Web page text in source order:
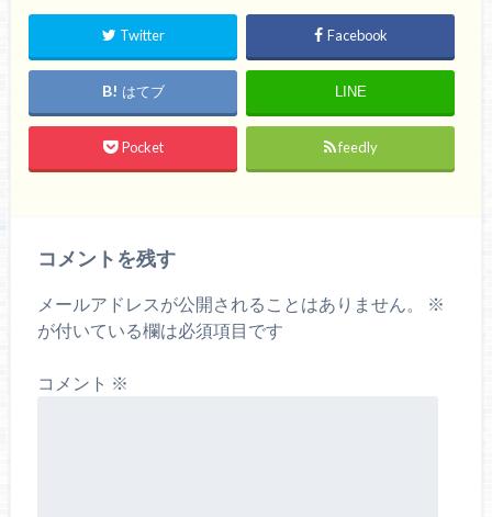
Twitter Facebook
はてブ LINE
Pocket feedly
コメントを残す
メールアドレスが公開されることはありません。
※
が付いている欄は必須項目です
コメント ※